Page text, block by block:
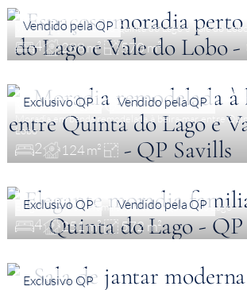
€ 1,995,000
Villa espaçosa perto da Quinta do Lago e Vale do Lobo
4 288 m² 570 m²
Vendido pela QP
€ 799,000
Moradia em banda remodelada à beira-mar entre
Lobo
2 124 m²
Exclusivo QP Vendido pela QP
€ 1,995,000
Elegante moradia familiar perto da Quinta do Lago
4 251 m² 572 m²
Exclusivo QP Vendido pela QP
Exclusivo QP